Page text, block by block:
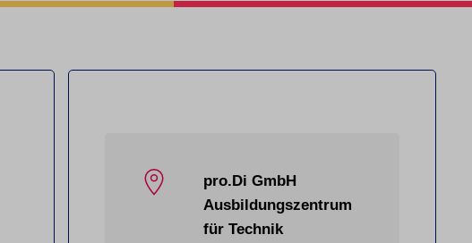
pro.Di GmbH
Ausbildungszentrum
für Technik